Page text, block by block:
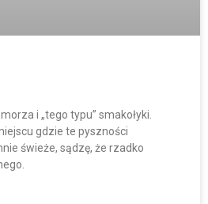
i „tego typu” smakołyki.
gdzie te pyszności
świeże, sądzę, że rzadko